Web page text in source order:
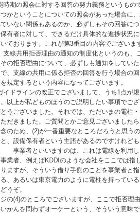
期の照会に対する回答の努力義務というも
かということについての照会があった場合に
いない関係もあるのか、必ずしもその回答に
有者に対して、できるだけ具体的な進捗状況
ております。これが第3番目の内容でございま
線共用拒否理由の通知の制度化というのも
の拒否理由について、必ずしも通知をしてい
、支線の共用に係る拒否の回答を行う場合の
規定するという内容になってございます。
ドラインの改正でございまして、うち1点が
以上が私どものほうのご説明したい事項でご
ございました。それでは、ただいまの電柱・
だきました。ご質問とかご意見ございましたら
ため、(2)が一番重要なところだろうと思うの
、設備保有者という主語があるのですけれど
事業者といいますのは、これは電線を利用し
業者、例えばKDDI のような会社をここでは指
ますが、そういう借り手側のことを事業者と
、あるいは東京電力のように電柱を持ってい
ぞ。
(4)のところでございますが、ここで拒否理
かんを問わずオーケーという、そういう意味で